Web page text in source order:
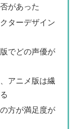
があった
ターデザイン
でどの声優が
アニメ版は繊
方が満足度が